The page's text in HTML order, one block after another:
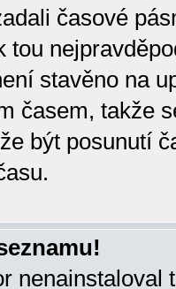
časové
tou
stavěno na
časem, takže
být posunutí
nenainstaloval